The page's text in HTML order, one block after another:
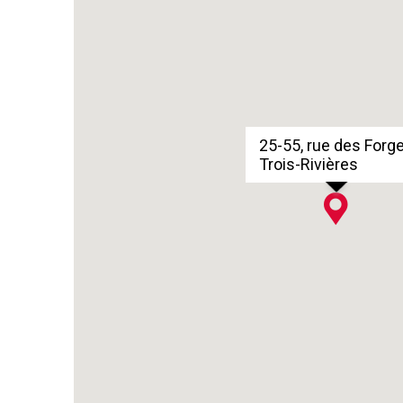
25-55, rue des
Trois-Rivières